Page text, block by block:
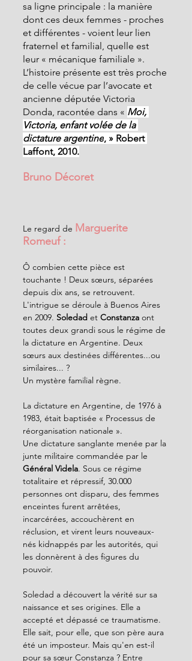
sa ligne principale : la manière
dont ces deux femmes - proches
et différentes - voient leur lien
fraternel et familial, quelle est
leur « mécanique familiale ».
L’histoire présente est très proche
de celle vécue par l’avocate et
ancienne députée Victoria
Donda, racontée dans « Moi,
Victoria, enfant volée de la
dictature argentine, » Robert
Laffont, 2010.
Bruno Décoret
Le regard de Marguerite
Romeuf :
Ô combien cette pièce est
touchante ! Deux sœurs, séparées
depuis dix ans, se retrouvent.
L'intrigue se déroule à Buenos Aires
en 2009. Soledad et Constanza ont
toutes deux grandi sous le régime de
la dictature en Argentine. Deux
sœurs aux destinées différentes...ou
similaires... ?
Un mystère familial règne.
La dictature en Argentine, de 1976 à
1983, était baptisée « Processus de
réorganisation nationale ».
Une dictature sanglante menée par la
junte militaire commandée par le
Général Videla. Sous ce régime
totalitaire et répressif, 30.000
personnes ont disparu, des femmes
enceintes furent arrêtées,
incarcérées, accouchèrent en
réclusion, et virent leurs nouveaux-
nés kidnappés par les autorités, qui
les donnèrent à des figures du
pouvoir.
Soledad a découvert la vérité sur sa
naissance et ses origines. Elle a
accepté et dépassé ce traumatisme.
Elle sait, pour elle, que son père aura
été un imposteur. Mais qu'en est-il
pour sa sœur Constanza ? Entre